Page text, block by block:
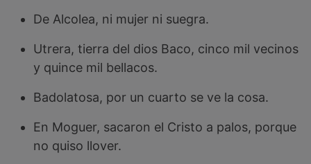
De Alcolea, ni mujer ni suegra.
Utrera, tierra del dios Baco, cinco mil vecinos
y quince mil bellacos.
Badolatosa, por un cuarto se ve la cosa.
En Moguer, sacaron el Cristo a palos, porque
no quiso llover.